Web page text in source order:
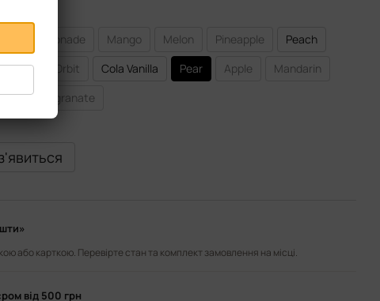
Pink Lemonade Mango Melon Pineapple
Peach
Cherry Orbit Cola Vanilla Pear Apple
Mandarin
Pomegranate
або карткою. Перевірте стан та комплект замовлення на місці.
від 500 грн